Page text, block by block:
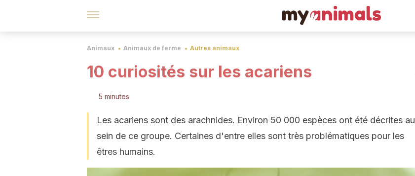
Animaux Animaux de ferme Autres animaux
10 curiosités sur les acariens
5 minutes
Les acariens sont des arachnides. Environ 50 000 espèces ont été décrites au
sein de ce groupe. Certaines d'entre elles sont très problématiques pour les
êtres humains.